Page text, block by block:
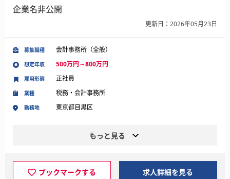
企業名非公開
更新日：2026年05月23日
募集職種 会計事務所（全般）
想定年収 500万円～800万円
業種 税務・会計事務所
勤務地 東京都目黒区
雇用形態 正社員
もっと見る
ブックマークする 求人詳細を見る